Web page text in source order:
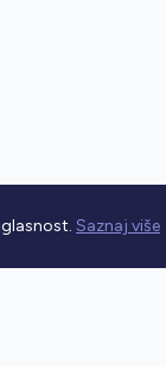
Saznaj više